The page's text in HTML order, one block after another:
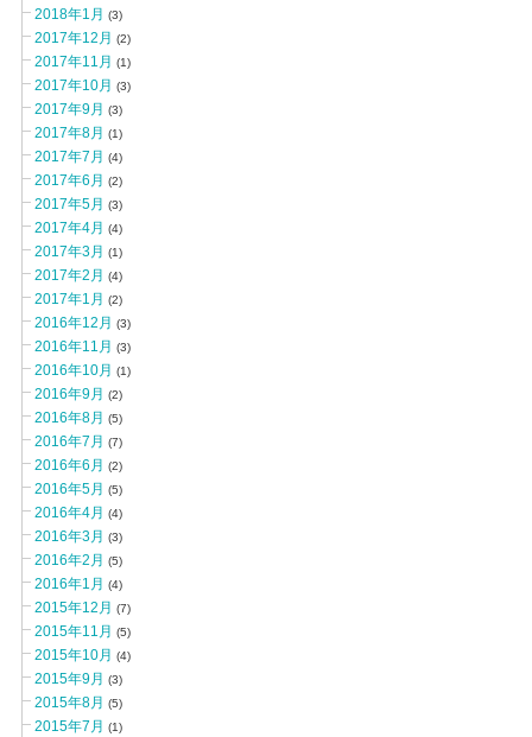
2018年1月 (3)
2017年12月 (2)
2017年11月 (1)
2017年10月 (3)
2017年9月 (3)
2017年8月 (1)
2017年7月 (4)
2017年6月 (2)
2017年5月 (3)
2017年4月 (4)
2017年3月 (1)
2017年2月 (4)
2017年1月 (2)
2016年12月 (3)
2016年11月 (3)
2016年10月 (1)
2016年9月 (2)
2016年8月 (5)
2016年7月 (7)
2016年6月 (2)
2016年5月 (5)
2016年4月 (4)
2016年3月 (3)
2016年2月 (5)
2016年1月 (4)
2015年12月 (7)
2015年11月 (5)
2015年10月 (4)
2015年9月 (3)
2015年8月 (5)
2015年7月 (1)